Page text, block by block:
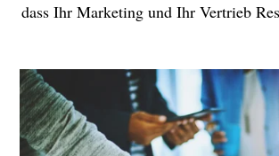
dass Ihr Marketing und Ihr Vertrieb